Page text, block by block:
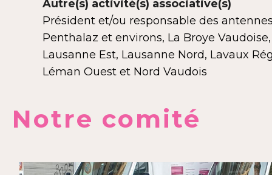
Autre(s) activité(s) associative(s)
Président et/ou responsable des
Penthalaz et environs, La Broye Vaudoise,
Lausanne Est, Lausanne Nord, Lavaux
Léman Ouest et Nord Vaudois
Notre comité